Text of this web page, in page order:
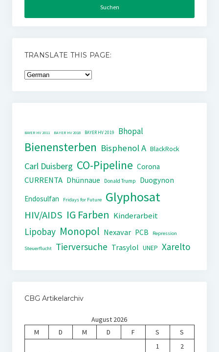
TRANSLATE THIS PAGE:
BAYER HV 2011 BAYER HV 2018 BAYER HV 2019 Bhopal
Bienensterben Bisphenol A BlackRock
Carl Duisberg CO-Pipeline Corona
CURRENTA Dhünnaue Donald Trump
Duogynon
Endosulfan
Fridays for Future Glyphosat
HIV/AIDS IG Farben Kinderarbeit
Lipobay Monopol Nexavar PCB Repression
Steuerflucht Tierversuche Trasylol UNEP Xarelto
CBG Artikelarchiv
August 2026
M
D M D F S
S
1
2